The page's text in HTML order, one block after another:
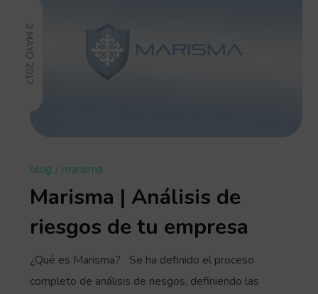
3 MAYO 2017
blog marisma
Marisma | Análisis de
riesgos de tu empresa
¿Qué es Marisma? Se ha definido el proceso
completo de análisis de riesgos, definiendo las